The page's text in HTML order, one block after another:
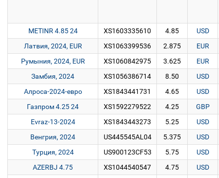
METINR 4.85 24 XS1603335610 4.85
USD
Латвия, 2024, EUR
XS1063399536 2.875
EUR
Румыния, 2024, EUR
XS1060842975 3.625
EUR
Замбия, 2024
XS1056386714 8.50
USD
Алроса-2024-евро
XS1843441731 4.65
USD
Газпром 4.25 24
XS1592279522 4.25
GBP
Evraz-13-2024
XS1843443273 5.25
USD
Венгрия, 2024
US445545AL04 5.375
USD
Турция, 2024
US900123CF53 5.75
USD
AZERBJ 4.75
XS1044540547 4.75
USD